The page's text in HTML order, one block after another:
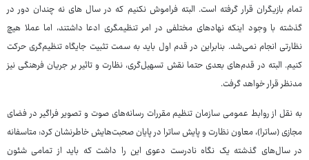
تمام بازیگران قرار گرفته است. البته فراموش نکنیم که در سال های نه چندان دور در
گذشته با وجود اینکه نهادهای مختلفی در امر تنظیمگری ادعا داشتند، اما عملا هیچ
نظارتی انجام نمی‌شد. بنابراین در قدم اول باید به سمت تثبیت جایگاه تنظیم‌گری حرکت
کنیم. البته در قدم‌های بعدی حتما نقش تسهیل‌گری، نظارت و تاثیر بر جریان فرهنگی نیز
مدنظر قرار خواهد گرفت.
به نقل از روابط عمومی سازمان تنظیم مقررات رسانه‌های صوت و تصویر فراگیر در فضای
مجازی (ساترا)، معاون نظارت و پایش ساترا در پایان صحبت‌هایش خاطرنشان کرد: متاسفانه
در سال‌های گذشته یک نگاه نادرست دعوی این را داشت که باید از تمامی شئون